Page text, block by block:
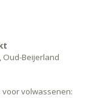
Oud-Beijerland
volwassenen: